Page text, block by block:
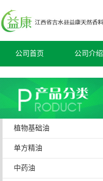
公司首页 公司介绍
植物基础油
单方精油
中药油